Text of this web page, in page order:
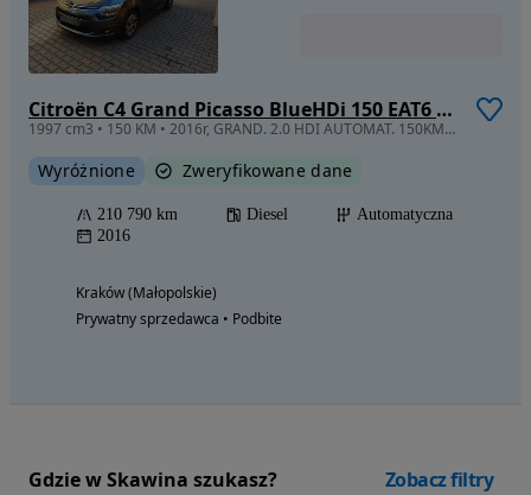
Citroën C4 Grand Picasso BlueHDi 150 EAT6 Exclusive
1997 cm3 • 150 KM • 2016r, GRAND. 2.0 HDI AUTOMAT. 150KM. XENON. s. BDB.
Wyróżnione Zweryfikowane dane
210 790 km Diesel
Automatyczna
2016
Kraków (Małopolskie)
Prywatny sprzedawca • Podbite
Gdzie w Skawina szukasz? Zobacz filtry